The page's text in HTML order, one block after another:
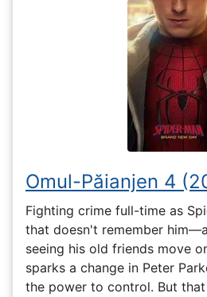
Omul-Păianjen 4
Fighting crime full-time as
that doesn't remember
seeing his old friends move
sparks a change in Peter
the power to control. But